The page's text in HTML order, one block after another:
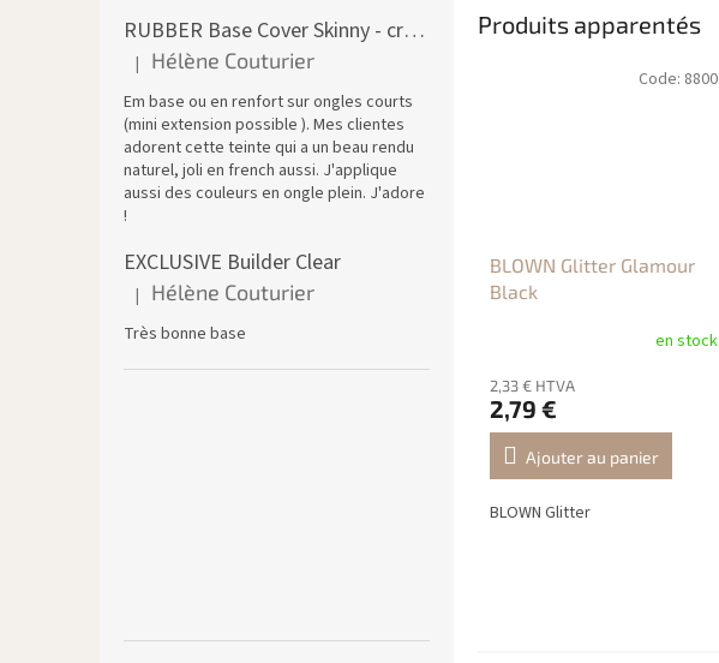
RUBBER Base Cover Skinny - creuset 30 g
L'évaluation du produit est de 5 sur 5 étoiles.
| Hélène Couturier
Em base ou en renfort sur ongles courts
(mini extension possible ). Mes clientes
adorent cette teinte qui a un beau rendu
naturel, joli en french aussi. J'applique
aussi des couleurs en ongle plein. J'adore
!
EXCLUSIVE Builder Clear
L'évaluation du produit est de 5 sur 5 étoiles.
| Hélène Couturier
Très bonne base
Produits apparentés
BLOWN Glitter Glamour
Black
en stock
2,33 € HTVA
2,79 €
Ajouter au panier
BLOWN Glitter
Code: 8800